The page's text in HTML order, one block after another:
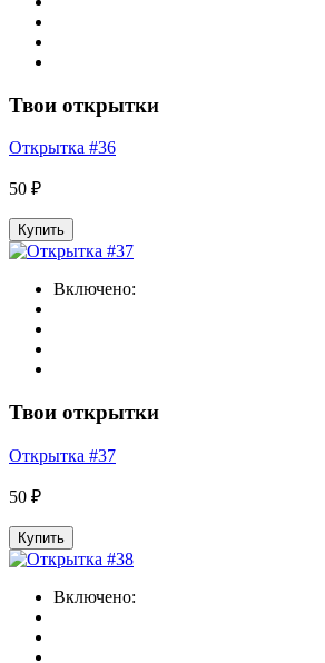
Твои открытки
Открытка #36
50 ₽
Купить
Включено:
Твои открытки
Открытка #37
50 ₽
Купить
Включено: